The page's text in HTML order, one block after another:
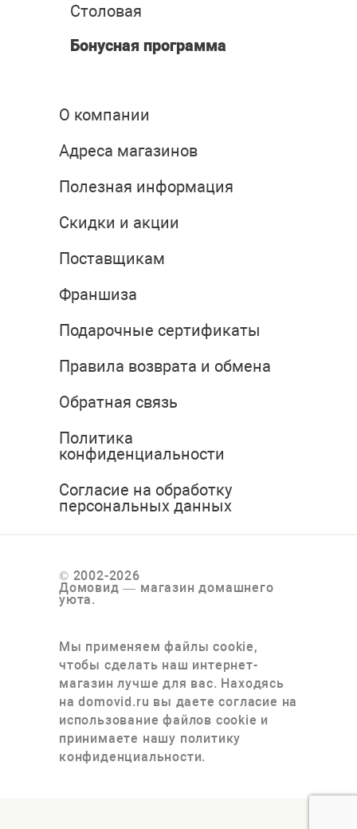
Столовая
Бонусная программа
О компании
Адреса магазинов
Полезная информация
Скидки и акции
Поставщикам
Франшиза
Подарочные сертификаты
Правила возврата и обмена
Обратная связь
Политика
конфиденциальности
Согласие на обработку
персональных данных
© 2002-2026
Домовид — магазин домашнего
уюта.
Мы применяем файлы cookie,
чтобы сделать наш интернет-
магазин лучше для вас. Находясь
на domovid.ru вы даете согласие на
использование файлов cookie и
принимаете нашу политику
конфиденциальности.